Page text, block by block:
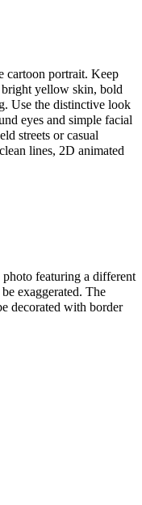
cartoon portrait. Keep
bright yellow skin, bold
Use the distinctive look
eyes and simple facial
streets or casual
lines, 2D animated
featuring a different
exaggerated. The
decorated with border